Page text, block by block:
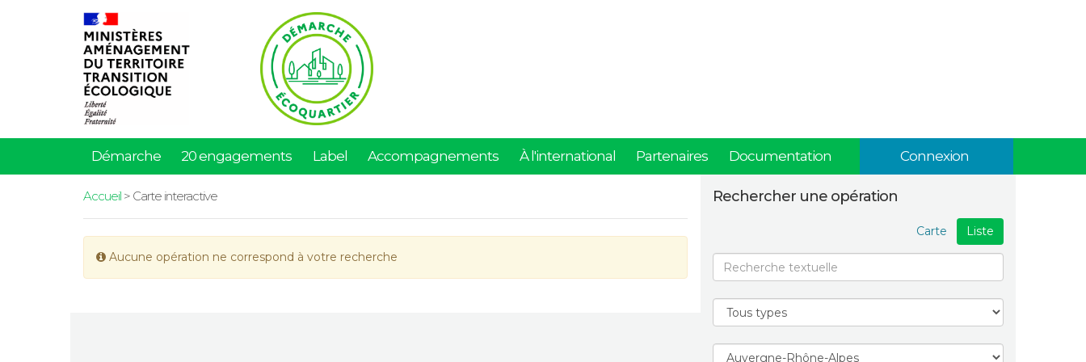
Démarche 20 engagements Label Accompagnements À l'international Partenaires Documentation Connexion
Accueil> Carte interactive
Aucune opération ne correspond à votre recherche
Rechercher une opération
Liste
Carte